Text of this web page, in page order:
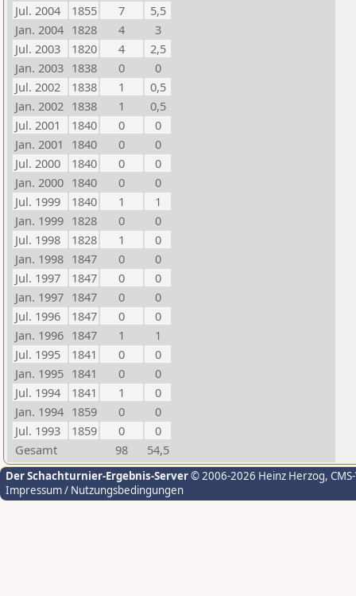
Jul. 2004
1855 7
5,5
Jan. 2004 1828 4
3
Jul. 2003
1820 4
2,5
Jan. 2003 1838 0
0
Jul. 2002
1838 1
0,5
Jan. 2002 1838 1
0,5
Jul. 2001
1840 0
0
Jan. 2001
1840 0
0
Jul. 2000
1840 0
0
Jan. 2000 1840 0
0
Jul. 1999
1840 1
1
Jan. 1999 1828 0
0
Jul. 1998
1828 1
0
Jan. 1998 1847 0
0
Jul. 1997
1847 0
0
Jan. 1997 1847 0
0
Jul. 1996
1847 0
0
Jan. 1996 1847 1
1
Jul. 1995
1841 0
0
Jan. 1995 1841 0
0
Jul. 1994
1841 1
0
Jan. 1994 1859 0
0
Jul. 1993
1859 0
0
Gesamt
98 54,5
Der Schachturnier-Ergebnis-Server© 2006-2026 Heinz Herzog,
Impressum / Nutzungsbedingungen